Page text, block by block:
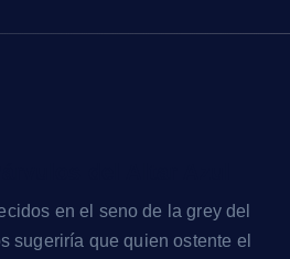
en el seno de la grey del
sugeriría que quien ostente el